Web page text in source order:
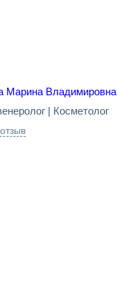
Марина Владимировна
| Косметолог